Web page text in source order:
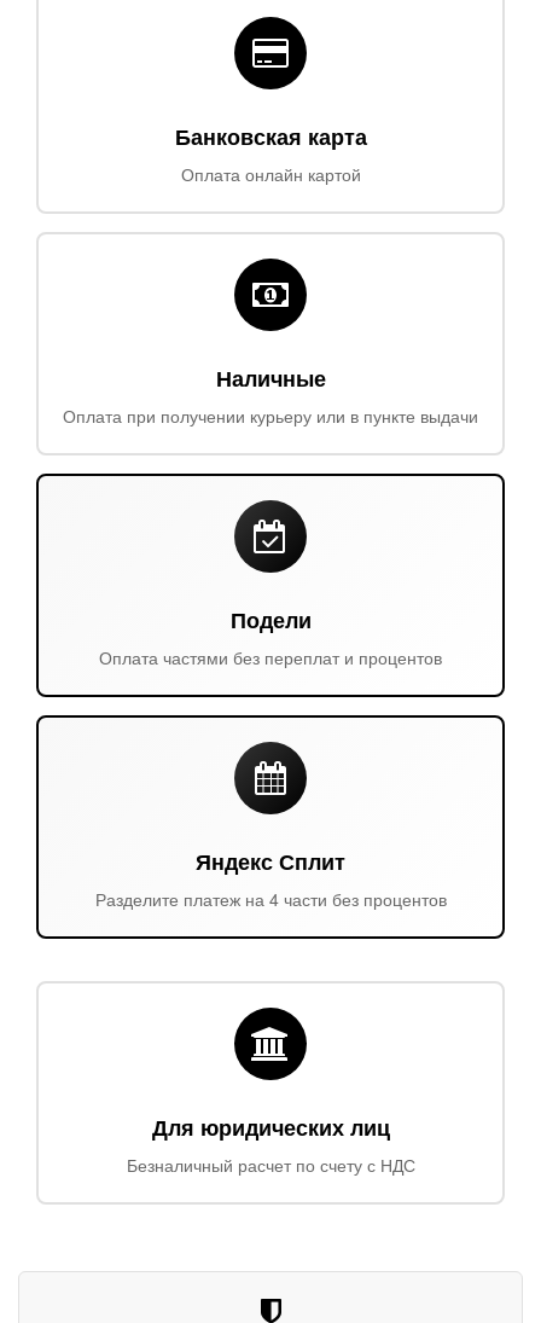
Банковская карта
Оплата онлайн картой
Наличные
Оплата при получении курьеру или в пункте выдачи
Подели
Оплата частями без переплат и процентов
Яндекс Сплит
Разделите платеж на 4 части без процентов
Для юридических лиц
Безналичный расчет по счету с НДС